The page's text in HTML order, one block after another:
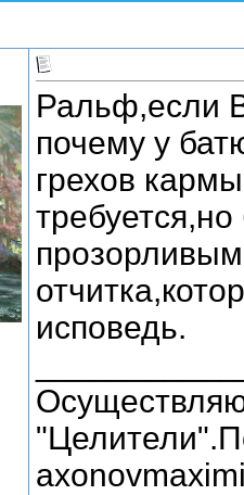
Ральф,если
почему у
грехов
исповедь.